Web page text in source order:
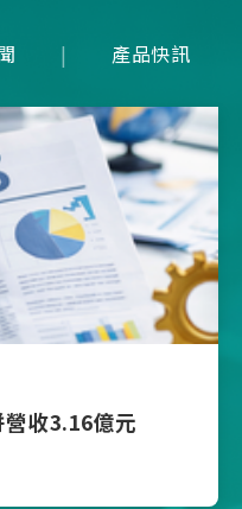
| 產品快訊
收3.16億元